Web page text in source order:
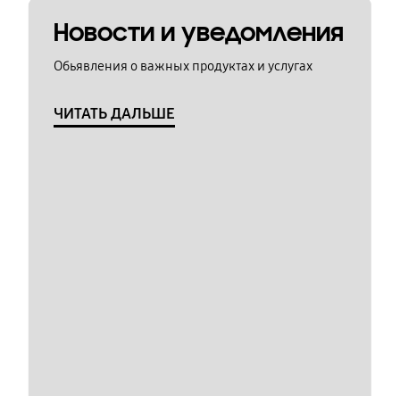
Новости и уведомления
Обьявления о важных продуктах и услугах
ЧИТАТЬ ДАЛЬШЕ